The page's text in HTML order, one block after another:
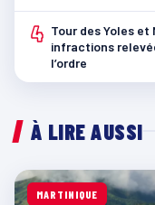
4 Tour des Yoles et
infractions
l’ordre
À LIRE AUSSI
MARTINIQUE